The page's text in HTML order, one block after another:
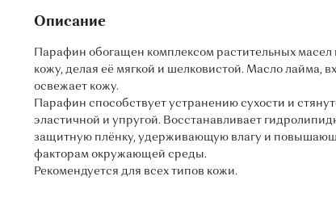
Описание
Парафин обогащен комплексом растительных
кожу, делая её мягкой и шелковистой. Масло лайма,
освежает кожу.
Парафин способствует устранению сухости и
эластичной и упругой. Восстанавливает
защитную плёнку, удерживающую влагу и
факторам окружающей среды.
Рекомендуется для всех типов кожи.